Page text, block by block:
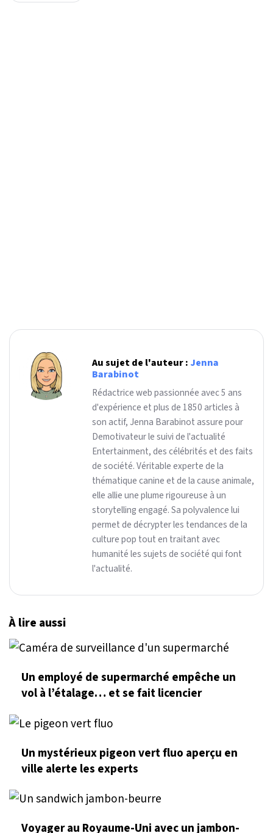
Au sujet de l'auteur : Jenna
Barabinot
Rédactrice web passionnée avec 5 ans
d'expérience et plus de 1850 articles à
son actif, Jenna Barabinot assure pour
Demotivateur le suivi de l'actualité
Entertainment, des célébrités et des faits
de société. Véritable experte de la
thématique canine et de la cause animale,
elle allie une plume rigoureuse à un
storytelling engagé. Sa polyvalence lui
permet de décrypter les tendances de la
culture pop tout en traitant avec
humanité les sujets de société qui font
l'actualité.
À lire aussi
Un employé de supermarché empêche un
vol à l’étalage… et se fait licencier
Un mystérieux pigeon vert fluo aperçu en
ville alerte les experts
Voyager au Royaume-Uni avec un jambon-